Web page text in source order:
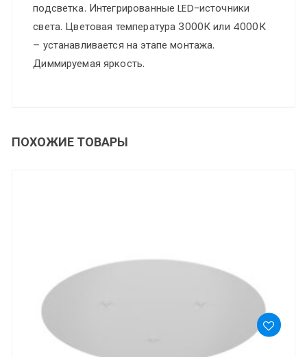
подсветка. Интегрированные LED-источники
света. Цветовая температура 3000К или 4000К
– устанавливается на этапе монтажа.
Диммируемая яркость.
ПОХОЖИЕ ТОВАРЫ